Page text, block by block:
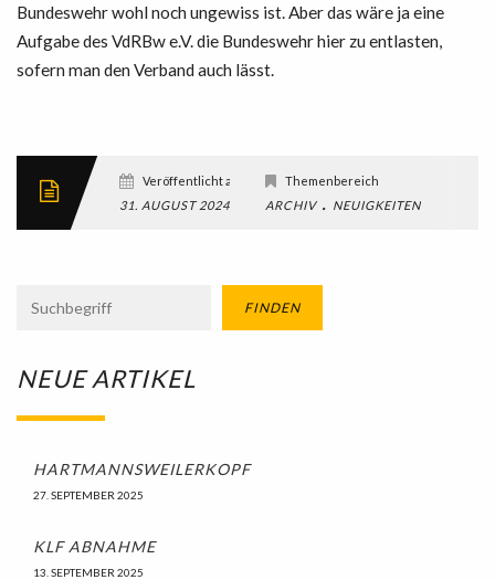
Bundeswehr wohl noch ungewiss ist. Aber das wäre ja eine
Aufgabe des VdRBw e.V. die Bundeswehr hier zu entlasten,
sofern man den Verband auch lässt.
Veröffentlicht am
31. AUGUST 2024
Themenbereich
ARCHIV . NEUIGKEITEN
FINDEN
NEUE ARTIKEL
HARTMANNSWEILERKOPF
27. SEPTEMBER 2025
KLF ABNAHME
13. SEPTEMBER 2025